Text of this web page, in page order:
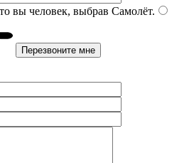
вы человек, выбрав Самолёт.